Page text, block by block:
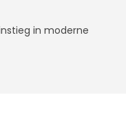
in moderne